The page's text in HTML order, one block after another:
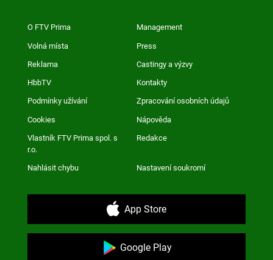
O FTV Prima Management
Volná místa Press
Reklama Castingy a výzvy
HbbTV Kontakty
Podmínky užívání Zpracování osobních údajů
Cookies Nápověda
Vlastník FTV Prima spol. s
r.o.
Redakce
Nahlásit chybu Nastavení soukromí
App Store
Google Play